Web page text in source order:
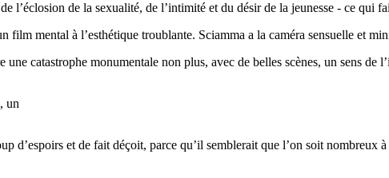
l’éclosion de la sexualité, de l’intimité et du désir de la jeunesse - ce qui
film mental à l’esthétique troublante. Sciamma a la caméra sensuelle et
une catastrophe monumentale non plus, avec de belles scènes, un sens
un
d’espoirs et de fait déçoit, parce qu’il semblerait que l’on soit nombreux